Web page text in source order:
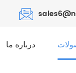
درباره ما